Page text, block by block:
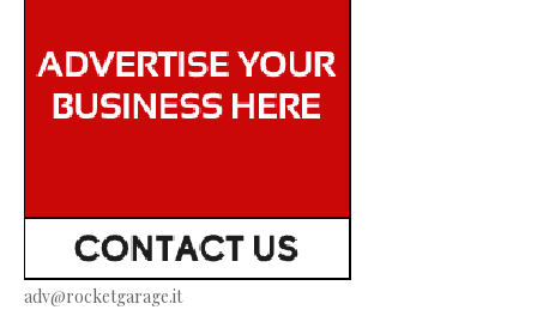
adv@rocketgarage.it